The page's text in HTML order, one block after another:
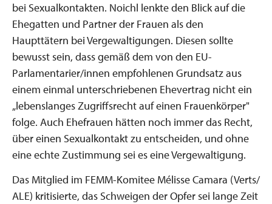
bei Sexualkontakten. Noichl lenkte den Blick auf die
Ehegatten und Partner der Frauen als den
Haupttätern bei Vergewaltigungen. Diesen sollte
bewusst sein, dass gemäß dem von den EU-
Parlamentarier/innen empfohlenen Grundsatz aus
einem einmal unterschriebenen Ehevertrag nicht ein
„lebenslanges Zugriffsrecht auf einen Frauenkörper"
folge. Auch Ehefrauen hätten noch immer das Recht,
über einen Sexualkontakt zu entscheiden, und ohne
eine echte Zustimmung sei es eine Vergewaltigung.
Das Mitglied im FEMM-Komitee Mélisse Camara (Verts/
ALE) kritisierte, das Schweigen der Opfer sei lange Zeit